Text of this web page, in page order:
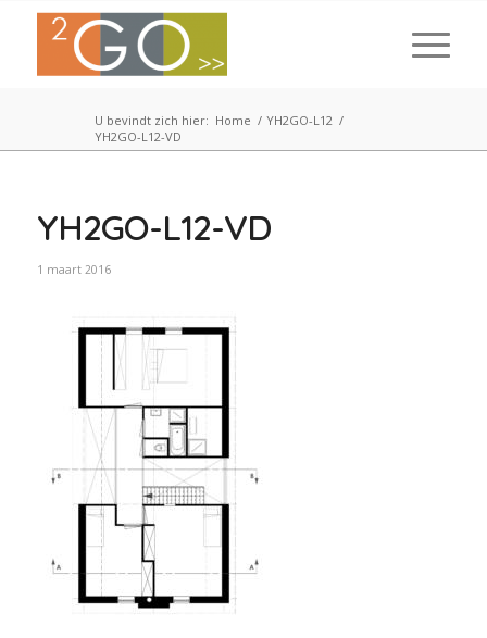
U bevindt zich hier: Home / YH2GO-L12 /
YH2GO-L12-VD
YH2GO-L12-VD
1 maart 2016